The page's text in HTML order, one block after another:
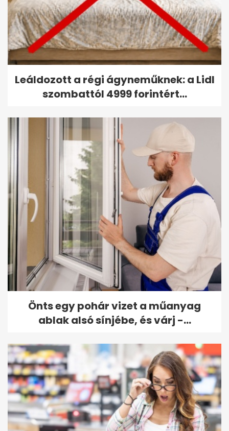
Leáldozott a régi ágyneműknek: a Lidl
szombattól 4999 forintért...
Önts egy pohár vizet a műanyag
ablak alsó sínjébe, és várj -...